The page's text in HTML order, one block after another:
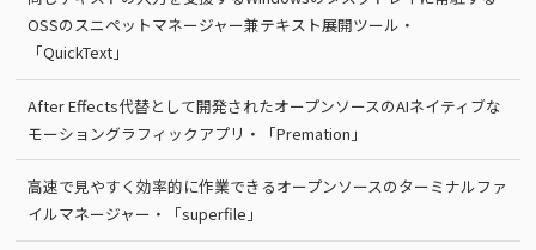
OSSのスニペットマネージャー兼テキスト展開ツール・
「QuickText」
After Effects代替として開発されたオープンソースのAIネイティブな
モーショングラフィックアプリ・「Premation」
高速で見やすく効率的に作業できるオープンソースのターミナルファ
イルマネージャー・「superfile」